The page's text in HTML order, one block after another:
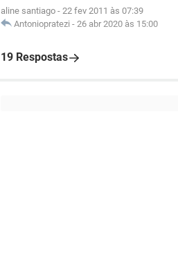
aline santiago - 22 fev 2011 às 07:39
Antoniopratezi - 26 abr 2020 às 15:00
19 Respostas